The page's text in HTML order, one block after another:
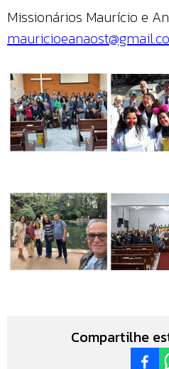
Missionários Maurício e
Compartilhe